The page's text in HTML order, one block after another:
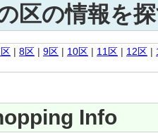
区の情報を
8区 9区 10区 11区 12区
Info